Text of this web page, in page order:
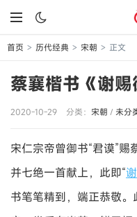
首页 > 历代经典 > 宋朝 > 正文
蔡襄楷书《谢赐
2020-10-29 分类： 宋朝 / 未分
宋仁宗帝曾御书“君谟”
并七绝一首献上，此即“
书笔笔精到，端正恭敬